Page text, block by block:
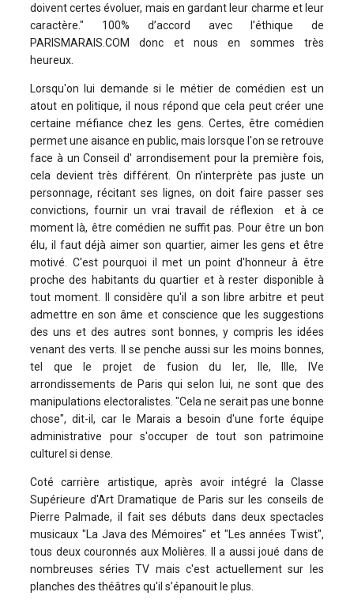
doivent certes évoluer, mais en gardant leur charme et leur
caractère." 100% d’accord avec l’éthique de
PARISMARAIS.COM donc et nous en sommes très
heureux.
Lorsqu'on lui demande si le métier de comédien est un
atout en politique, il nous répond que cela peut créer une
certaine méfiance chez les gens. Certes, être comédien
permet une aisance en public, mais lorsque l'on se retrouve
face à un Conseil d' arrondisement pour la première fois,
cela devient très différent. On n’interprète pas juste un
personnage, récitant ses lignes, on doit faire passer ses
convictions, fournir un vrai travail de réflexion et à ce
moment là, être comédien ne suffit pas. Pour être un bon
élu, il faut déjà aimer son quartier, aimer les gens et être
motivé. C'est pourquoi il met un point d'honneur à être
proche des habitants du quartier et à rester disponible à
tout moment. Il considère qu'il a son libre arbitre et peut
admettre en son âme et conscience que les suggestions
des uns et des autres sont bonnes, y compris les idées
venant des verts. Il se penche aussi sur les moins bonnes,
tel que le projet de fusion du Ier, IIe, IIIe, IVe
arrondissements de Paris qui selon lui, ne sont que des
manipulations electoralistes. "Cela ne serait pas une bonne
chose", dit-il, car le Marais a besoin d'une forte équipe
administrative pour s'occuper de tout son patrimoine
culturel si dense.
Coté carrière artistique, après avoir intégré la Classe
Supérieure d'Art Dramatique de Paris sur les conseils de
Pierre Palmade, il fait ses débuts dans deux spectacles
musicaux "La Java des Mémoires" et "Les années Twist",
tous deux couronnés aux Molières. Il a aussi joué dans de
nombreuses séries TV mais c'est actuellement sur les
planches des théâtres qu'il s’épanouit le plus.